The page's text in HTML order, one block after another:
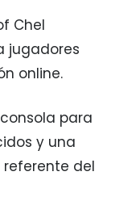
Chel
jugadores
online.
para
y una
del